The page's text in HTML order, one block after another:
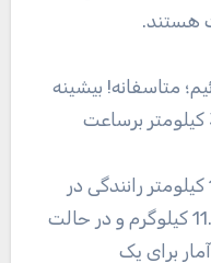
هستند.
متاسفانه! بیشینه
سرعت بطور الکترونیکی روی 305 کیلومتر برساعت
شاخص مصرف سوخت برای 100 کیلومتر رانندگی در
شهر برابر با 15.6 لیتر، در بزرگراه 11.2 کیلوگرم و در حالت
این آمار برای یک